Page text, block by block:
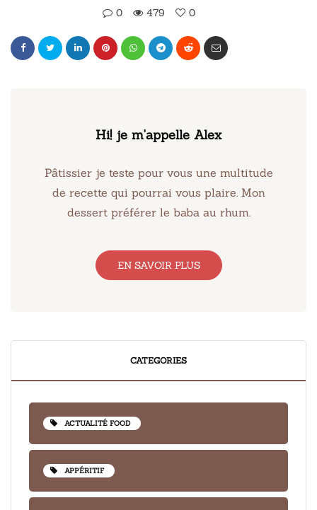
0 479 0
Hi! je m'appelle Alex
Pâtissier je teste pour vous une multitude
de recette qui pourrai vous plaire. Mon
dessert préférer le baba au rhum.
EN SAVOIR PLUS
CATEGORIES
ACTUALITÉ FOOD
APPÉRITIF